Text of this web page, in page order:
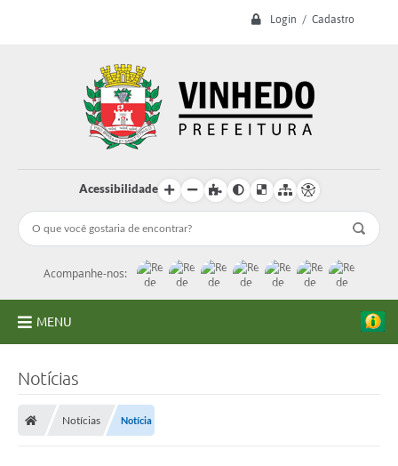
Login / Cadastro
Acessibilidade
Acompanhe-nos:
MENU
Notícias
Notícias Notícia